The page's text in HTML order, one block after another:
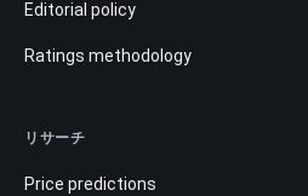
Editorial policy
Ratings methodology
リサーチ
Price predictions